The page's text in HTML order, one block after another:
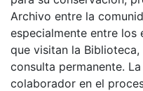
Archivo entre la
especialmente entre los
que visitan la
consulta permanente.
colaborador en el